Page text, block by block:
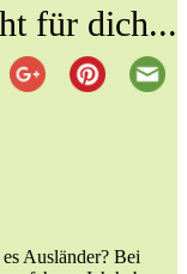
für dich...
Ausländer? Bei